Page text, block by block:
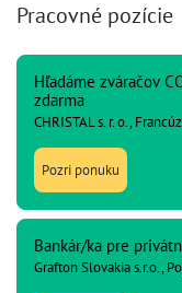
Pracovné pozície
Hľadáme zváračov
zdarma
CHRISTAL s. r. o.,
Pozri ponuku
Bankár/ka pre
Grafton Slovakia s.r.o.,